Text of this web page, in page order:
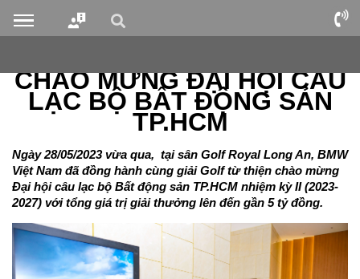
CHÀO MỪNG ĐẠI HỘI CÂU
LẠC BỘ BẤT ĐỘNG SẢN
TP.HCM
Ngày 28/05/2023 vừa qua, tại sân Golf Royal Long An, BMW
Việt Nam đã đồng hành cùng giải Golf từ thiện chào mừng
Đại hội câu lạc bộ Bất động sản TP.HCM nhiệm kỳ II (2023-
2027) với tổng giá trị giải thưởng lên đến gần 5 tỷ đồng.